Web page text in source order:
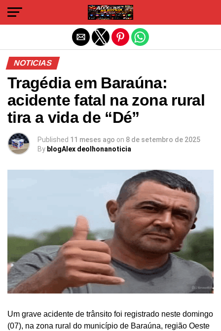
NOTICIAS
Tragédia em Baraúna:
acidente fatal na zona rural
tira a vida de “Dé”
Published 11 meses ago on 8 de setembro de 2025
By blogAlex deolhonanoticia
Um grave acidente de trânsito foi registrado neste domingo
(07), na zona rural do município de Baraúna, região Oeste
Sair da versão mobile